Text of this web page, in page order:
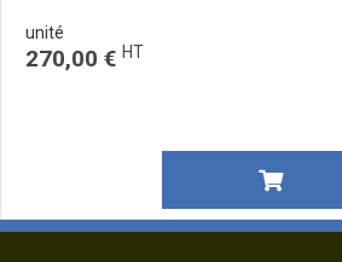
unité
270,00 € HT